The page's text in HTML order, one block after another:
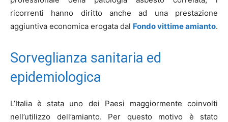
ricorrenti hanno diritto anche ad una prestazione
aggiuntiva economica erogata dal Fondo vittime amianto.
Sorveglianza sanitaria ed
epidemiologica
L’Italia è stata uno dei Paesi maggiormente coinvolti
nell’utilizzo dell’amianto. Per questo motivo è stato